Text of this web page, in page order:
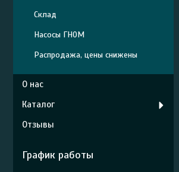
Склад
Насосы ГНОМ
Распродажа, цены снижены
О нас
Каталог
Отзывы
График работы